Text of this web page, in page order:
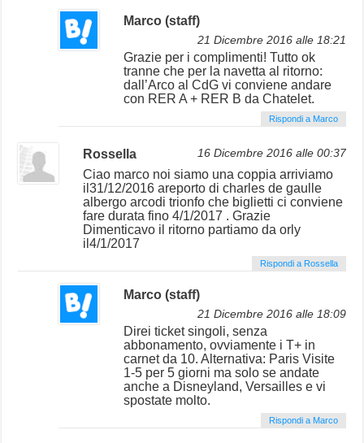
Marco (staff)
21 Dicembre 2016 alle 18:21
Grazie per i complimenti! Tutto ok
tranne che per la navetta al ritorno:
dall’Arco al CdG vi conviene andare
con RER A + RER B da Chatelet.
Rispondi a Marco
Rossella 16 Dicembre 2016 alle 00:37
Ciao marco noi siamo una coppia arriviamo
il31/12/2016 areporto di charles de gaulle
albergo arcodi trionfo che biglietti ci conviene
fare durata fino 4/1/2017 . Grazie
Dimenticavo il ritorno partiamo da orly
il4/1/2017
Rispondi a Rossella
Marco (staff)
21 Dicembre 2016 alle 18:09
Direi ticket singoli, senza
abbonamento, ovviamente i T+ in
carnet da 10. Alternativa: Paris Visite
1-5 per 5 giorni ma solo se andate
anche a Disneyland, Versailles e vi
spostate molto.
Rispondi a Marco